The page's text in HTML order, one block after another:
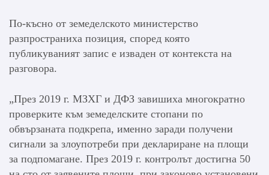
По-късно от земеделското министерство
разпространиха позиция, според която
публикуваният запис е изваден от контекста на
разговора.
„През 2019 г. МЗХГ и ДФЗ завишиха многократно
проверките към земеделските стопани по
обвързаната подкрепа, именно заради получени
сигнали за злоупотреби при деклариране на площи
за подпомагане. През 2019 г. контролът достигна 50